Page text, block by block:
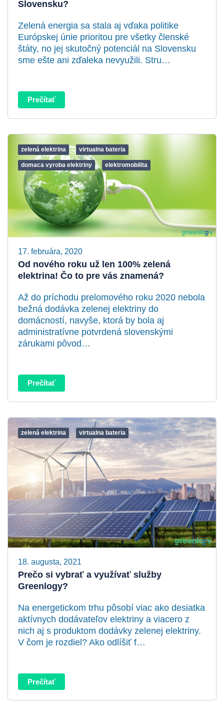
Slovensku?
Zelená energia sa stala aj vďaka politike
Európskej únie prioritou pre všetky členské
štáty, no jej skutočný potenciál na Slovensku
sme ešte ani zďaleka nevyužili. Stru…
Prečítať
zelená elektrina virtualna bateria
domaca vyroba elektriny elektromobilita
17. februára, 2020
Od nového roku už len 100% zelená
elektrina! Čo to pre vás znamená?
Až do príchodu prelomového roku 2020 nebola
bežná dodávka zelenej elektriny do
domácností, navyše, ktorá by bola aj
administratívne potvrdená slovenskými
zárukami pôvod…
Prečítať
zelená elektrina virtualna bateria
18. augusta, 2021
Prečo si vybrať a využívať služby
Greenlogy?
Na energetickom trhu pôsobí viac ako desiatka
aktívnych dodávateľov elektriny a viacero z
nich aj s produktom dodávky zelenej elektriny.
V čom je rozdiel? Ako odlíšiť f…
Prečítať